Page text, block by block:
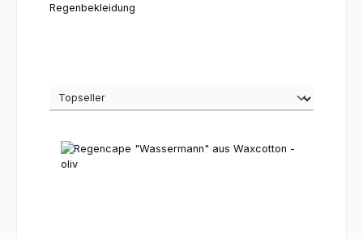
Regenbekleidung